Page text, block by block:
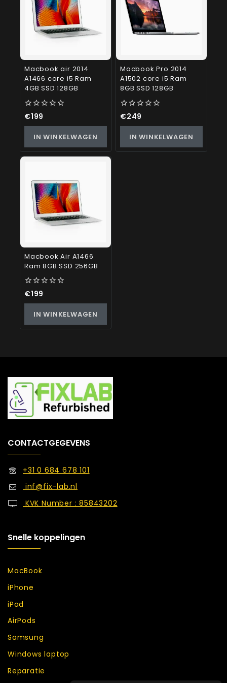
Macbook air 2014
A1466 core i5 Ram
4GB SSD 128GB
0
€199
IN WINKELWAGEN
Macbook Pro 2014
A1502 core i5 Ram
8GB SSD 128GB
0
€249
IN WINKELWAGEN
Macbook Air A1466
Ram 8GB SSD 256GB
0
€199
IN WINKELWAGEN
CONTACTGEGEVENS
+31 0 684 678 101
inf@fix-lab.nl
KVK Number : 85843202
Snelle koppelingen
MacBook
iPhone
iPad
AirPods
Samsung
Windows laptop
Reparatie